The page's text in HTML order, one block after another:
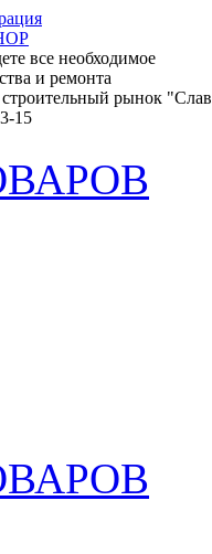
все необходимое
и ремонта
рынок
15